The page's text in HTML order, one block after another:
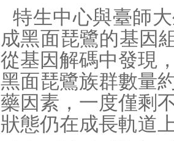
特生中心與臺師
成黑面琵鷺的基因
從基因解碼中發現
黑面琵鷺族群數量
藥因素，一度僅剩
狀態仍在成長軌道